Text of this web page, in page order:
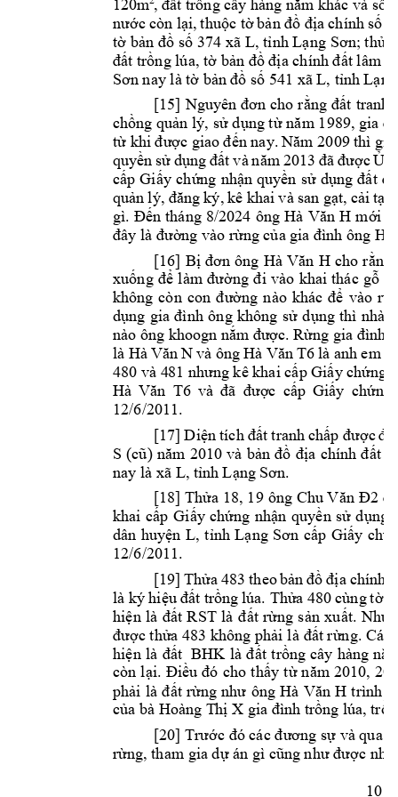
10
, đấ ồng cây hàng năm khác và số
nước còn lại, thuộc tờbản đồ địa chính số
tờ bản đồ số 374 xã L, tỉnh Lạng Sơn; th
đất trồng lúa, tờ bản đồ địa chính đất lâm
Sơn nay là tờ bản đồ số 541 xã L, tỉnh L
[15] Nguyên đơn cho rằng đất tranh
chồng quản lý, sử dụng từ năm 1989, gia
từ khi được giao đến nay. Năm 2009 thì gia
quyền sử dụng đất và năm 2013 đã được Ủ
cấp Giấy chứng nhận quyền sử dụng đất đố
quản lý, đăng ký, kê khai và san gạt, cảitạo
gì. Đến tháng 8/2024 ông Hà Văn H mới
đây là đường vào rừng của gia đình ông Hà
[16] Bị đơn ông Hà Văn H cho rằng
xuống để làm đường đi vào khai thác gỗ
không còn con đường nào khác để vào rừ
dụng gia đình ông không sử dụng thì nhà
nào ông khoogn nắm được. Rừng gia đình
là Hà Văn N và ông Hà Văn T6 là anh em
480 và 481 nhưng kê khai cấp Giấy chứng
Hà Văn T6 và đã được cấp Giấy chứng
12/6/2011.
[17] Diện tích đất tranh chấp được
S (cũ) năm 2010 và bản đồ địa chính đất
nay là xã L, tỉnh Lạng Sơn.
[18] Thửa 18, 19 ông Chu Văn Đ2
khai cấp Giấy chứng nhận quyền sử dụng
dân huyện L, tỉnh Lạng Sơn cấp Giấy chứ
12/6/2011.
[19] Thửa 483 theo bản đồ địa chính
là ký hiệu đất trồng lúa. Thửa 480 cùng tờ
hiện là đất RST là đất rừng sản xuất. Như
được thửa 483 không phải là đất rừng. Các
hiện là đất BHK là đất trồng cây hàng
còn lại. Điều đó cho thấy từ năm 2010,
phải là đất rừng như ông Hà Văn H trình
của bà Hoàng Thị X gia đình trồng lúa, tr
[20] Trước đó các đương sự và qua
rừng, tham gia dự án gì cũng như được nh